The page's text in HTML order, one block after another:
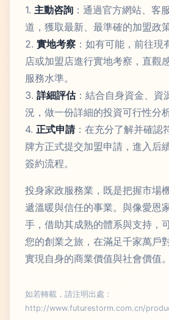
1. 主動咨詢 ：通過官方網站、客
道，獲取最新、最準確的加盟政策
2. 實地考察 ：如有可能，前往現
店或加盟店進行實地考察，直觀
服務水準。
3. 詳細評估：結合自身資金、資
況，做一份詳細的投資可行性分析
4. 正式申請：在充分了解并確認
牌方正式提交加盟申請，進入后
簽約流程。
投身家政服務業，既是把握市場
遞溫暖與信任的事業。與像愛恩
手，借助其成熟的體系與支持，
您的創業之旅，在滿足千家萬戶
實現自身的商業價值與社會價值。
如若轉載，請注明出處：
http://www.futurestorm.com.cn/